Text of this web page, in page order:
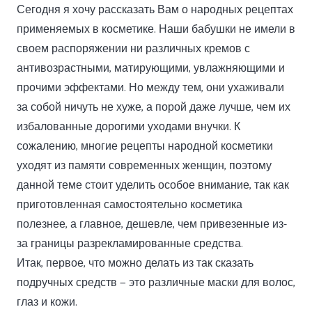
Сегодня я хочу рассказать Вам о народных рецептах
применяемых в косметике. Наши бабушки не имели в
своем распоряжении ни различных кремов с
антивозрастными, матирующими, увлажняющими и
прочими эффектами. Но между тем, они ухаживали
за собой ничуть не хуже, а порой даже лучше, чем их
избалованные дорогими уходами внучки. К
сожалению, многие рецепты народной косметики
уходят из памяти современных женщин, поэтому
данной теме стоит уделить особое внимание, так как
приготовленная самостоятельно косметика
полезнее, а главное, дешевле, чем привезенные из-
за границы разрекламированные средства.
Итак, первое, что можно делать из так сказать
подручных средств — это различные маски для волос,
глаз и кожи.